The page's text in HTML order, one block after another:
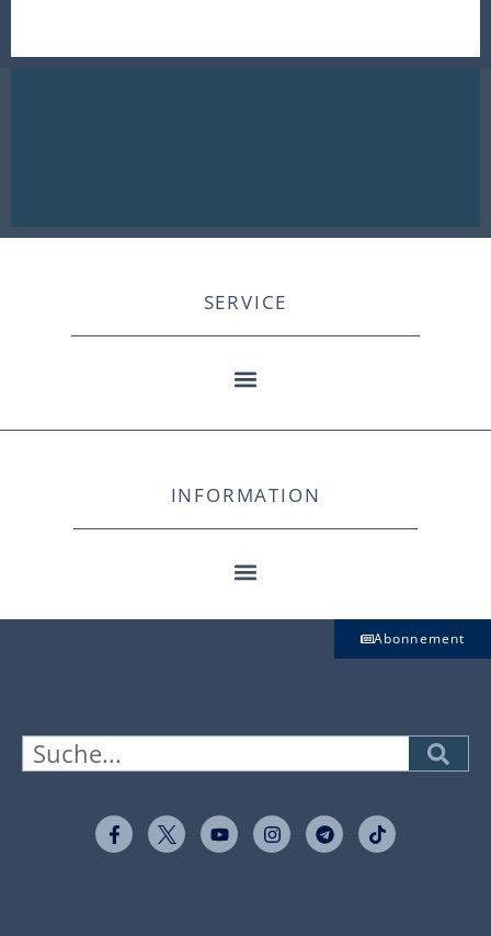
SERVICE
INFORMATION
Abonnement